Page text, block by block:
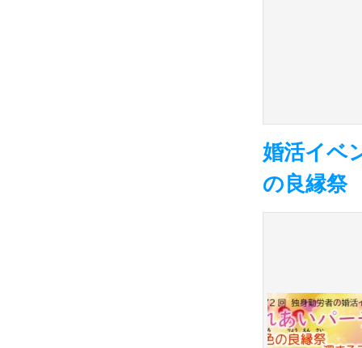
婚活イベ
の良縁祭